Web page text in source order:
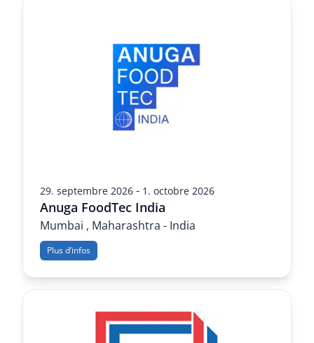
29. septembre 2026- 1. octobre 2026
Anuga FoodTec India
Mumbai , Maharashtra - India
Plus d’infos